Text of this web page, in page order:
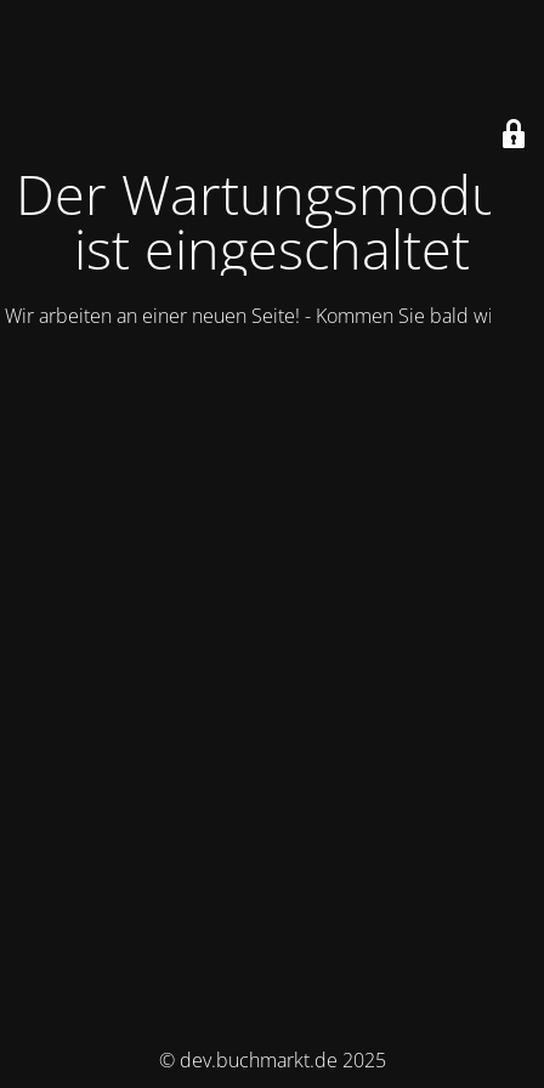
Der Wartungsmodus
ist eingeschaltet
Wir arbeiten an einer neuen Seite! - Kommen Sie bald wieder.
© dev.buchmarkt.de 2025